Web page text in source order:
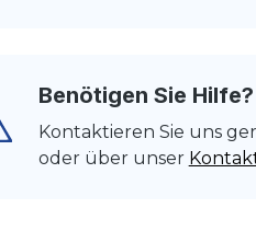
Benötigen Sie Hilfe?
Kontaktieren Sie uns
oder über unser